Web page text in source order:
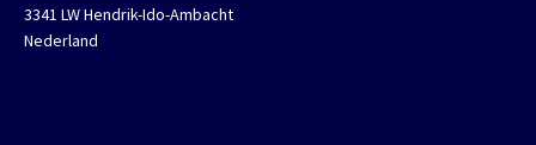
3341 LW Hendrik-Ido-Ambacht
Nederland